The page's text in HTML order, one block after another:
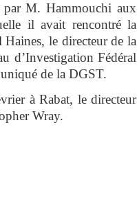
par M. Hammouchi aux
il avait rencontré la
le directeur de la
d’Investigation Fédéral
de la DGST.
à Rabat, le directeur
Wray.